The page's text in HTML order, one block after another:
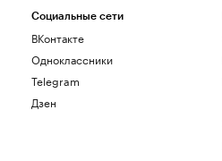
Социальные сети
ВКонтакте
Одноклассники
Telegram
Дзен